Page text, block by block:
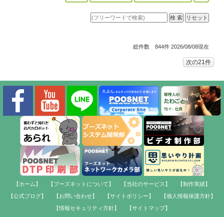
総件数 844件 2026/08/08現在
次の21件
【ホーム】 【プーズネットについて】 【当社のサービス】
【制作実績】
【公式ブログ】
【お問い合わせ】 【サイトポリシー】
【個人情報保護方針】
【情報セキュリティ方針】
【サイトマップ】